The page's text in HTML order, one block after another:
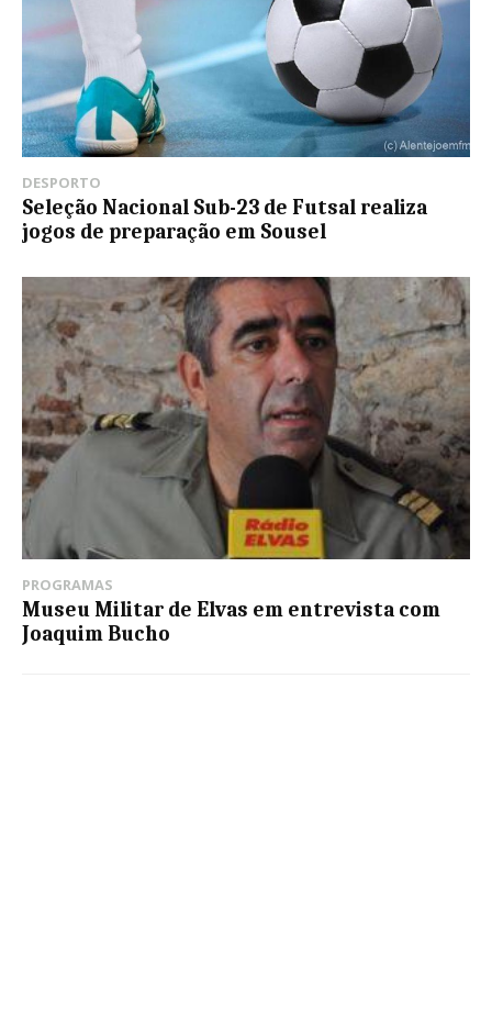
DESPORTO
Seleção Nacional Sub-23 de Futsal realiza
jogos de preparação em Sousel
PROGRAMAS
Museu Militar de Elvas em entrevista com
Joaquim Bucho